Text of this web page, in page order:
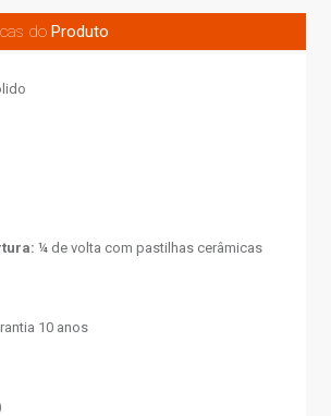
doProduto
¼ de volta com pastilhas cerâmicas
10 anos